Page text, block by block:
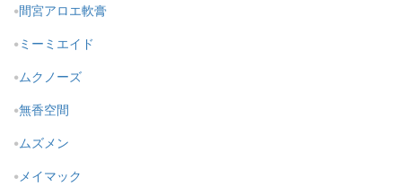
間宮アロエ軟膏
ミーミエイド
ムクノーズ
無香空間
ムズメン
メイマック